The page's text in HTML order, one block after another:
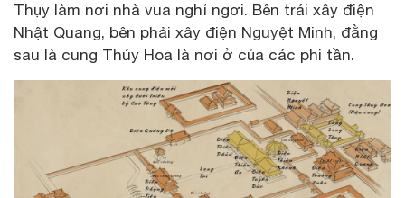
Thụy làm nơi nhà vua nghỉ ngơi. Bên trái xây điện
Nhật Quang, bên phải xây điện Nguyệt Minh, đằng
sau là cung Thúy Hoa là nơi ở của các phi tần.